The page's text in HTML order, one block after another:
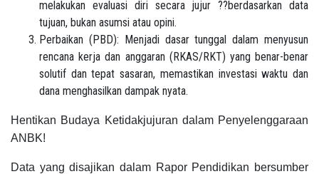
melakukan evaluasi diri secara jujur ??berdasarkan data
tujuan, bukan asumsi atau opini.
Perbaikan (PBD): Menjadi dasar tunggal dalam menyusun
rencana kerja dan anggaran (RKAS/RKT) yang benar-benar
solutif dan tepat sasaran, memastikan investasi waktu dan
dana menghasilkan dampak nyata.
Hentikan Budaya Ketidakjujuran dalam Penyelenggaraan
ANBK!
Data yang disajikan dalam Rapor Pendidikan bersumber